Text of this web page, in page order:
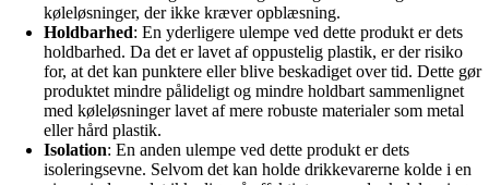
køleløsninger, der ikke kræver opblæsning.
Holdbarhed: En yderligere ulempe ved dette produkt er dets
holdbarhed. Da det er lavet af oppustelig plastik, er der risiko
for, at det kan punktere eller blive beskadiget over tid. Dette gør
produktet mindre pålideligt og mindre holdbart sammenlignet
med køleløsninger lavet af mere robuste materialer som metal
eller hård plastik.
Isolation: En anden ulempe ved dette produkt er dets
isoleringsevne. Selvom det kan holde drikkevarerne kolde i en